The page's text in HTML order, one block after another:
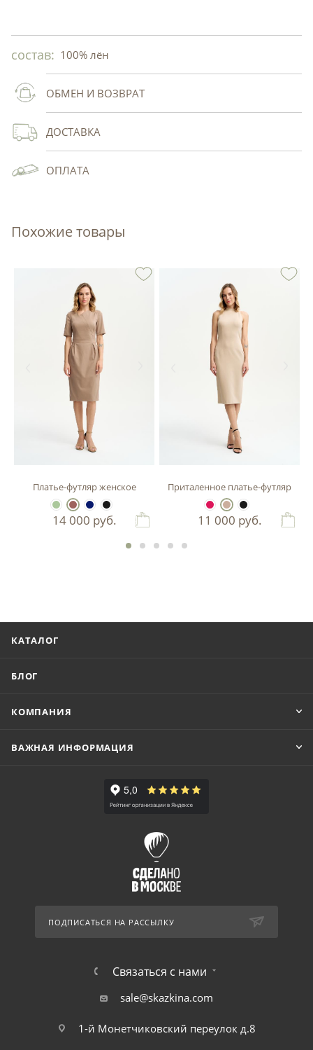
состав: 100% лён
ОБМЕН И ВОЗВРАТ
ДОСТАВКА
ОПЛАТА
Похожие товары
Платье-футляр женское
14 000 руб.
Приталенное платье-футляр
11 000 руб.
КАТАЛОГ
БЛОГ
КОМПАНИЯ
ВАЖНАЯ ИНФОРМАЦИЯ
ПОДПИСАТЬСЯ НА РАССЫЛКУ
Связаться с нами
sale@skazkina.com
1-й Монетчиковский переулок д.8